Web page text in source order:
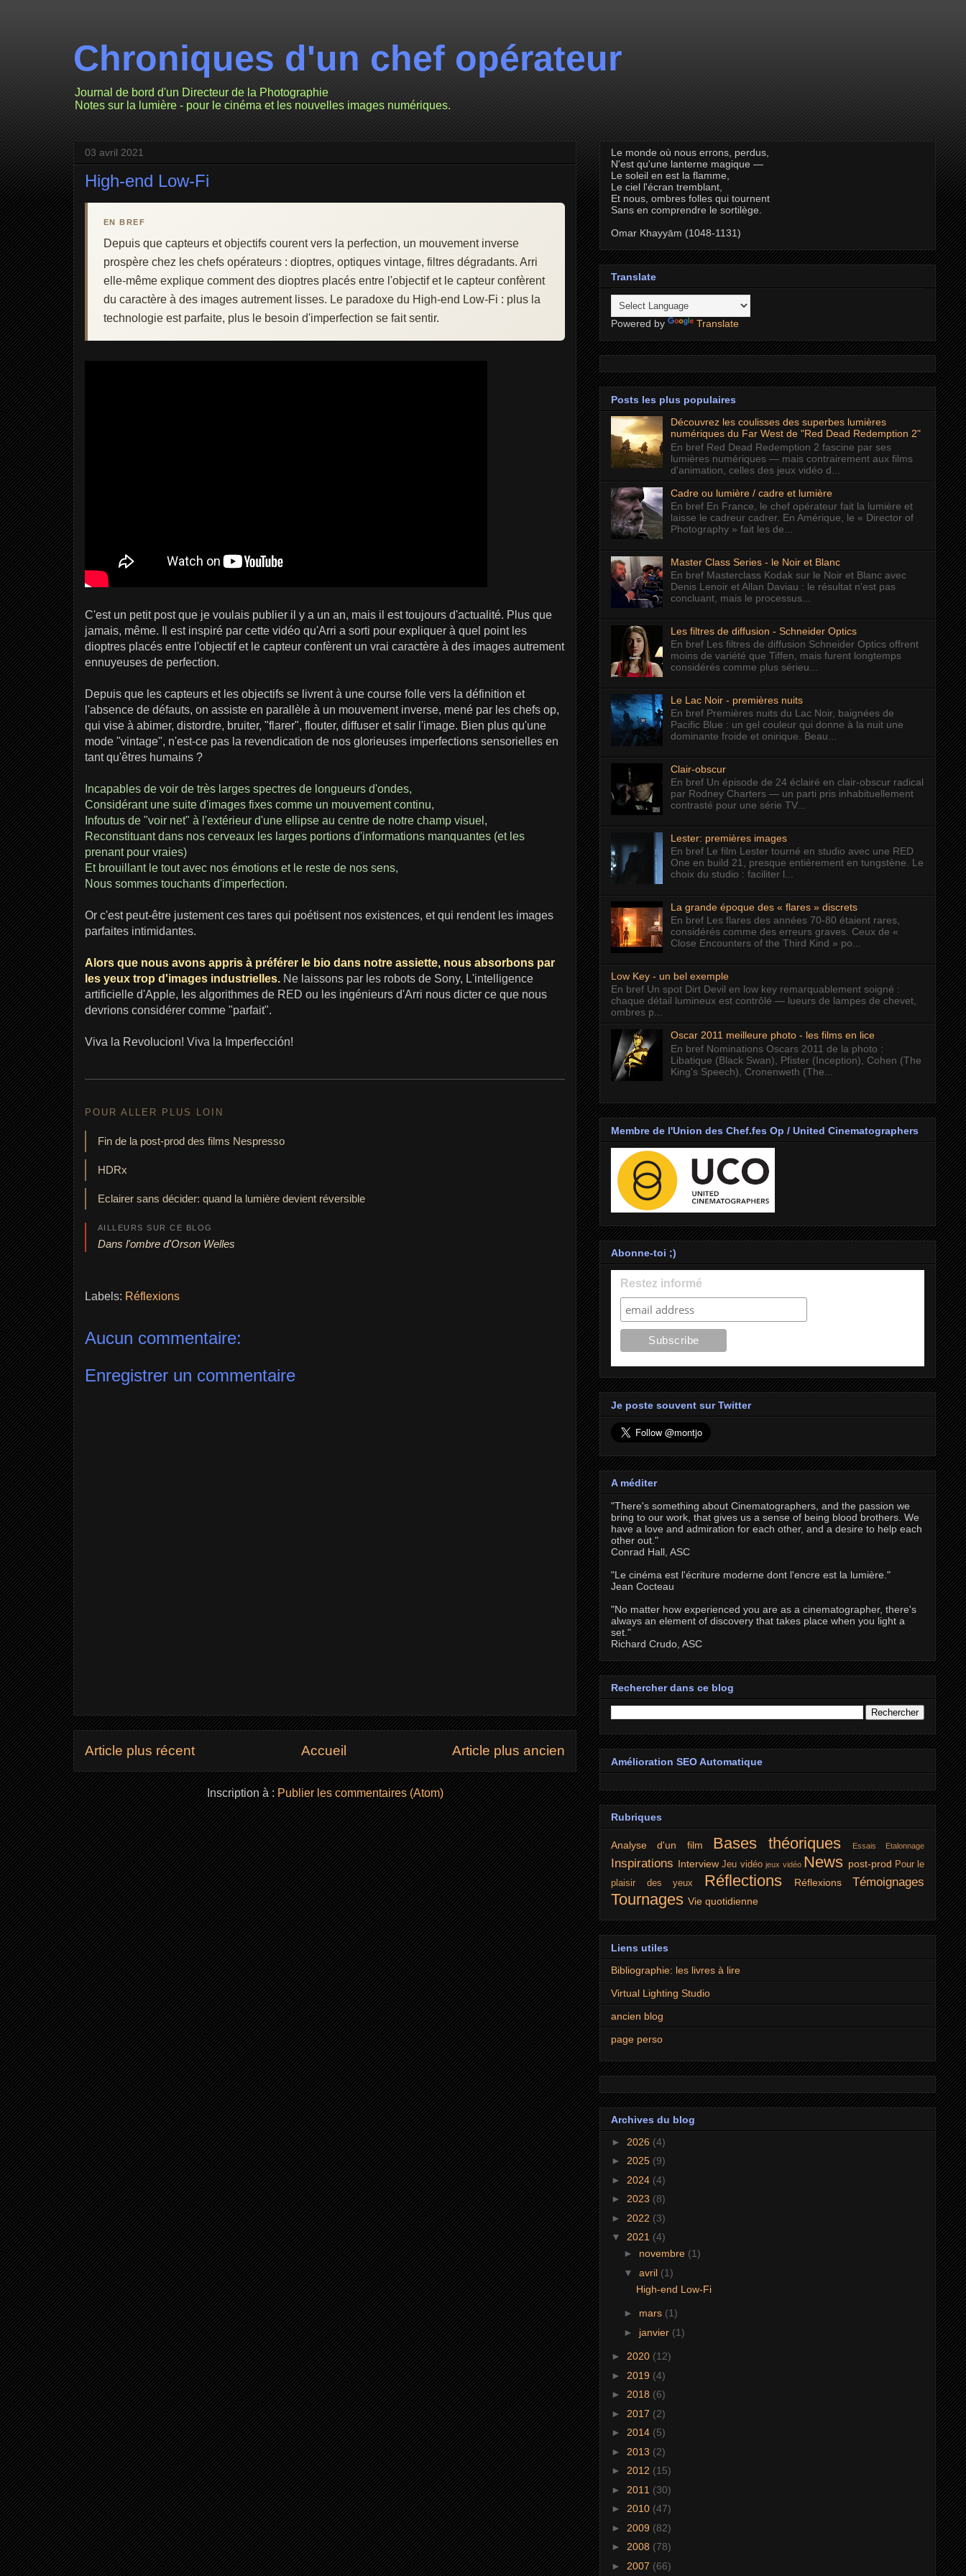
Chroniques d'un chef opérateur
Journal de bord d'un Directeur de la Photographie
Notes sur la lumière - pour le cinéma et les nouvelles images numériques.
03 avril 2021
High-end Low-Fi
EN BREF
Depuis que capteurs et objectifs courent vers la perfection, un mouvement inverse
prospère chez les chefs opérateurs : dioptres, optiques vintage, filtres dégradants. Arri
elle-même explique comment des dioptres placés entre l'objectif et le capteur confèrent
du caractère à des images autrement lisses. Le paradoxe du High-end Low-Fi : plus la
technologie est parfaite, plus le besoin d'imperfection se fait sentir.
C'est un petit post que je voulais publier il y a un an, mais il est toujours d'actualité. Plus que
jamais, même. Il est inspiré par cette vidéo qu'Arri a sorti pour expliquer à quel point les
dioptres placés entre l'objectif et le capteur confèrent un vrai caractère à des images autrement
ennuyeuses de perfection.
Depuis que les capteurs et les objectifs se livrent à une course folle vers la définition et
l'absence de défauts, on assiste en parallèle à un mouvement inverse, mené par les chefs op,
qui vise à abimer, distordre, bruiter, "flarer", flouter, diffuser et salir l'image. Bien plus qu'une
mode "vintage", n'est-ce pas la revendication de nos glorieuses imperfections sensorielles en
tant qu'êtres humains ?
Incapables de voir de très larges spectres de longueurs d'ondes,
Considérant une suite d'images fixes comme un mouvement continu,
Infoutus de "voir net" à l'extérieur d'une ellipse au centre de notre champ visuel,
Reconstituant dans nos cerveaux les larges portions d'informations manquantes (et les
prenant pour vraies)
Et brouillant le tout avec nos émotions et le reste de nos sens,
Nous sommes touchants d'imperfection.
Or c'est peut-être justement ces tares qui poétisent nos existences, et qui rendent les images
parfaites intimidantes.
Alors que nous avons appris à préférer le bio dans notre assiette, nous absorbons par
les yeux trop d'images industrielles. Ne laissons par les robots de Sony, L'intelligence
artificielle d'Apple, les algorithmes de RED ou les ingénieurs d'Arri nous dicter ce que nous
devrions considérer comme "parfait".
Viva la Revolucion! Viva la Imperfección!
POUR ALLER PLUS LOIN
Fin de la post-prod des films Nespresso
HDRx
Eclairer sans décider: quand la lumière devient réversible
AILLEURS SUR CE BLOG
Dans l'ombre d'Orson Welles
Labels: Réflexions
Aucun commentaire:
Enregistrer un commentaire
Article plus récent Article plus ancien
Accueil
Inscription à :Publier les commentaires (Atom)
Le monde où nous errons, perdus,
N'est qu'une lanterne magique —
Le soleil en est la flamme,
Le ciel l'écran tremblant,
Et nous, ombres folles qui tournent
Sans en comprendre le sortilège.
Omar Khayyām (1048-1131)
Translate
Powered by Translate
Posts les plus populaires
Découvrez les coulisses des superbes lumières
numériques du Far West de "Red Dead Redemption 2"
En bref Red Dead Redemption 2 fascine par ses
lumières numériques — mais contrairement aux films
d'animation, celles des jeux vidéo d...
Cadre ou lumière / cadre et lumière
En bref En France, le chef opérateur fait la lumière et
laisse le cadreur cadrer. En Amérique, le « Director of
Photography » fait les de...
Master Class Series - le Noir et Blanc
En bref Masterclass Kodak sur le Noir et Blanc avec
Denis Lenoir et Allan Daviau : le résultat n'est pas
concluant, mais le processus...
Les filtres de diffusion - Schneider Optics
En bref Les filtres de diffusion Schneider Optics offrent
moins de variété que Tiffen, mais furent longtemps
considérés comme plus sérieu...
Le Lac Noir - premières nuits
En bref Premières nuits du Lac Noir, baignées de
Pacific Blue : un gel couleur qui donne à la nuit une
dominante froide et onirique. Beau...
Clair-obscur
En bref Un épisode de 24 éclairé en clair-obscur radical
par Rodney Charters — un parti pris inhabituellement
contrasté pour une série TV...
Lester: premières images
En bref Le film Lester tourné en studio avec une RED
One en build 21, presque entièrement en tungstène. Le
choix du studio : faciliter l...
La grande époque des « flares » discrets
En bref Les flares des années 70-80 étaient rares,
considérés comme des erreurs graves. Ceux de «
Close Encounters of the Third Kind » po...
Low Key - un bel exemple
En bref Un spot Dirt Devil en low key remarquablement soigné :
chaque détail lumineux est contrôlé — lueurs de lampes de chevet,
ombres p...
Oscar 2011 meilleure photo - les films en lice
En bref Nominations Oscars 2011 de la photo :
Libatique (Black Swan), Pfister (Inception), Cohen (The
King's Speech), Cronenweth (The...
Membre de l'Union des Chef.fes Op / United Cinematographers
Abonne-toi ;)
Restez informé
Je poste souvent sur Twitter
A méditer
"There's something about Cinematographers, and the passion we
bring to our work, that gives us a sense of being blood brothers. We
have a love and admiration for each other, and a desire to help each
other out."
Conrad Hall, ASC
"Le cinéma est l'écriture moderne dont l'encre est la lumière."
Jean Cocteau
"No matter how experienced you are as a cinematographer, there's
always an element of discovery that takes place when you light a
set."
Richard Crudo, ASC
Rechercher dans ce blog
Amélioration SEO Automatique
Rubriques
Analyse d'un film Bases théoriques Essais Etalonnage
Inspirations Interview Jeu vidéo jeux vidéo News post-prod Pour le
plaisir des yeux
Réflections Réflexions Témoignages
Tournages Vie quotidienne
Liens utiles
Bibliographie: les livres à lire
Virtual Lighting Studio
ancien blog
page perso
Archives du blog
► 2026 (4)
►2025 (9)
► 2024 (4)
►2023 (8)
► 2022 (3)
▼2021 (4)
► novembre (1)
▼avril (1)
High-end Low-Fi
► mars (1)
► janvier (1)
►2020 (12)
► 2019 (4)
►2018 (6)
► 2017 (2)
►2014 (5)
► 2013 (2)
►2012 (15)
► 2011 (30)
►2010 (47)
► 2009 (82)
►2008 (78)
► 2007 (66)